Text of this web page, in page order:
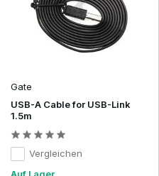
Getriebetyp (V2 oder V3)
Verfügbarer Platz im
Die Installation erfordert
Was finden Sie in
Fortschrittliche ETU-
Programmierbare
Gate
USB-A Cable for USB-Link
1.5m
Vergleichen